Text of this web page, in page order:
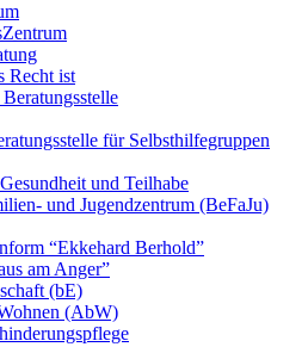
Recht ist
für Selbsthilfegruppen
und Teilhabe
und Jugendzentrum (BeFaJu)
“Ekkehard Berhold”
am Anger”
(bE)
(AbW)